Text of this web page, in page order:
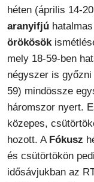
héten (április 14-
aranyifjú
örökösök
mely 18-59-ben
négyszer is
59) mindössze
háromszor nyert.
közepes,
hozott. A Fókusz
és csütörtökön
idősávjukban az